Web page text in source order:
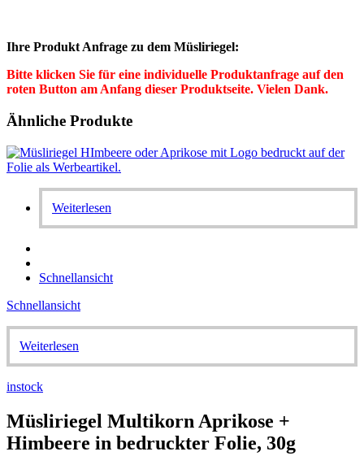
Ihre Produkt Anfrage zu dem Müsliriegel:
Bitte klicken Sie für eine individuelle Produktanfrage auf den
roten Button am Anfang dieser Produktseite. Vielen Dank.
Ähnliche Produkte
Weiterlesen
Schnellansicht
Schnellansicht
Weiterlesen
instock
Müsliriegel Multikorn Aprikose +
Himbeere in bedruckter Folie, 30g